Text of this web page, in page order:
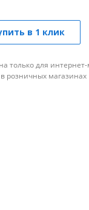
в 1 клик
только для
розничных магазинах